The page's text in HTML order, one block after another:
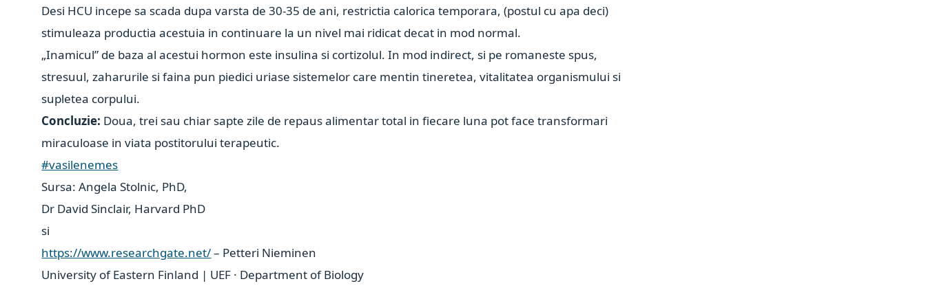
Desi HCU incepe sa scada dupa varsta de 30-35 de ani, restrictia calorica temporara, (postul cu apa deci)
stimuleaza productia acestuia in continuare la un nivel mai ridicat decat in mod normal.
„Inamicul” de baza al acestui hormon este insulina si cortizolul. In mod indirect, si pe romaneste spus,
stresuul, zaharurile si faina pun piedici uriase sistemelor care mentin tineretea, vitalitatea organismului si
supletea corpului.
Concluzie: Doua, trei sau chiar sapte zile de repaus alimentar total in fiecare luna pot face transformari
miraculoase in viata postitorului terapeutic.
#vasilenemes
Sursa: Angela Stolnic, PhD,
Dr David Sinclair, Harvard PhD
si
https://www.researchgate.net/– Petteri Nieminen
University of Eastern Finland | UEF · Department of Biology